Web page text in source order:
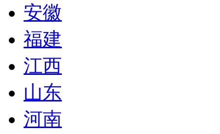
安徽
福建
江西
山东
河南